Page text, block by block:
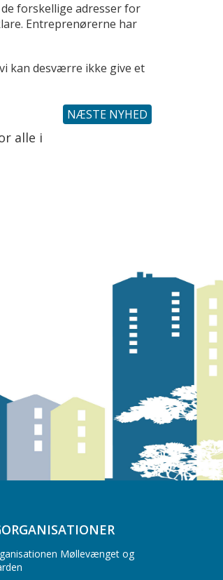
forskellige adresser for
Entreprenørerne har
kan desværre ikke give et
NÆSTE NYHED
alle i
Møllevænget og